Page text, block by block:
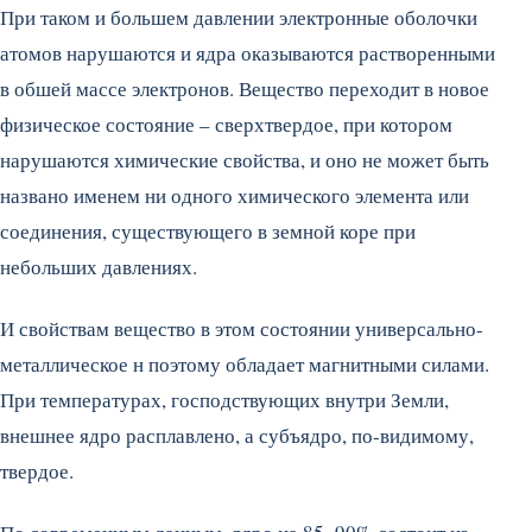
При таком и большем давлении электронные оболочки
атомов нарушаются и ядра оказываются растворенными
в обшей массе электронов. Вещество переходит в новое
физическое состояние – сверхтвердое, при котором
нарушаются химические свойства, и оно не может быть
названо именем ни одного химического элемента или
соединения, существующего в земной коре при
небольших давлениях.
И свойствам вещество в этом состоянии универсально-
металлическое н поэтому обладает магнитными силами.
При температурах, господствующих внутри Земли,
внешнее ядро расплавлено, а субъядро, по-видимому,
твердое.